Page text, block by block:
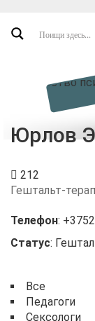
Юрлов
212
Гештальт-
Телефон:
Статус:
Все
Педагоги
Сексологи